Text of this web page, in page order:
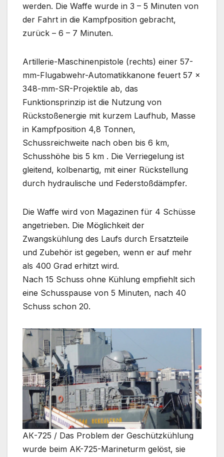
werden. Die Waffe wurde in 3 – 5 Minuten von
der Fahrt in die Kampfposition gebracht,
zurück – 6 – 7 Minuten.
Artillerie-Maschinenpistole (rechts) einer 57-
mm-Flugabwehr-Automatikkanone feuert 57 ×
348-mm-SR-Projektile ab, das
Funktionsprinzip ist die Nutzung von
Rückstoßenergie mit kurzem Laufhub, Masse
in Kampfposition 4,8 Tonnen,
Schussreichweite nach oben bis 6 km,
Schusshöhe bis 5 km . Die Verriegelung ist
gleitend, kolbenartig, mit einer Rückstellung
durch hydraulische und Federstoßdämpfer.
Die Waffe wird von Magazinen für 4 Schüsse
angetrieben. Die Möglichkeit der
Zwangskühlung des Laufs durch Ersatzteile
und Zubehör ist gegeben, wenn er auf mehr
als 400 Grad erhitzt wird.
Nach 15 Schuss ohne Kühlung empfiehlt sich
eine Schusspause von 5 Minuten, nach 40
Schuss schon 20.
АК-725 / Das Problem der Geschützkühlung
wurde beim AK-725-Marineturm gelöst, sie